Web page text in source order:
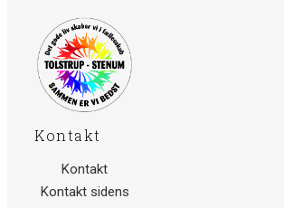
Kontakt
Kontakt
Kontakt sidens